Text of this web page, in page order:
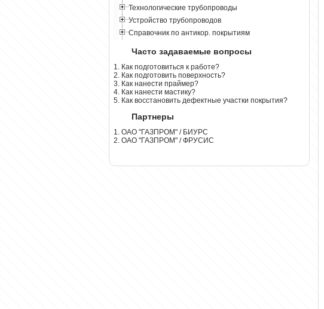
Технологические трубопроводы
Устройство трубопроводов
Справочник по антикор. покрытиям
Часто задаваемые вопросы
1. Как подготовиться к работе?
2. Как подготовить поверхность?
3. Как нанести праймер?
4. Как нанести мастику?
5. Как восстановить дефектные участки покрытия?
Партнеры
1. ОАО "ГАЗПРОМ" / БИУРС
2. ОАО "ГАЗПРОМ" / ФРУСИС